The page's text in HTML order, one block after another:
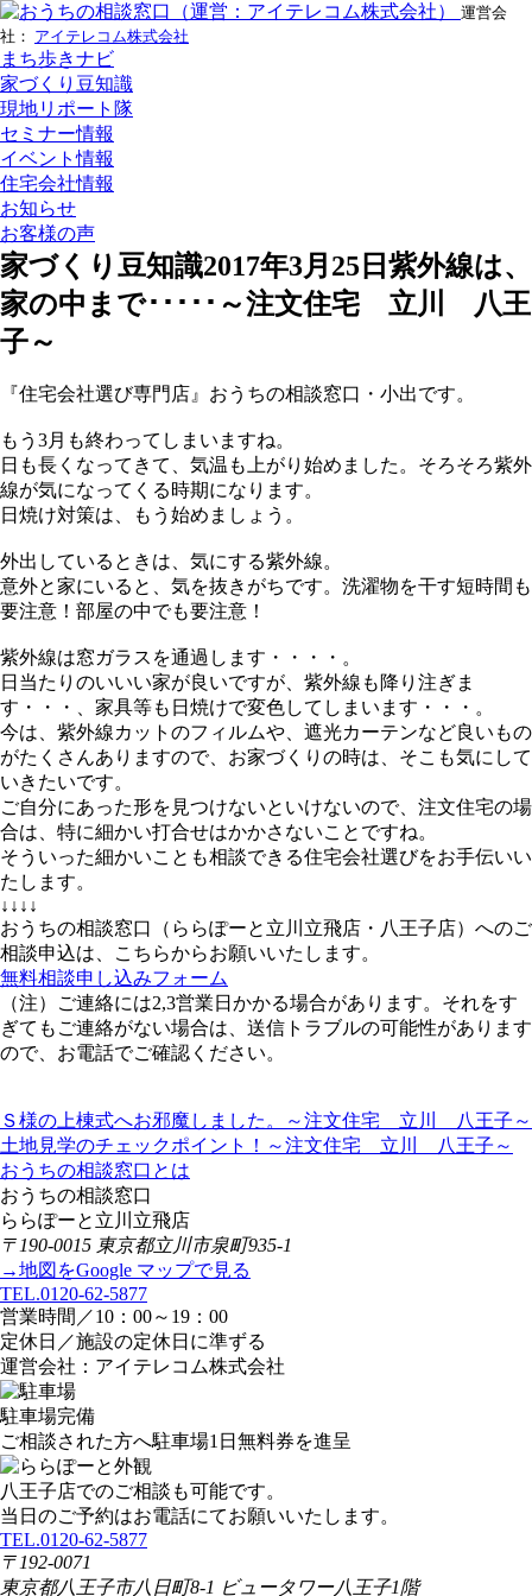
運営会
社： アイテレコム株式会社
まち歩きナビ
家づくり豆知識
現地リポート隊
セミナー情報
イベント情報
住宅会社情報
お知らせ
お客様の声
家づくり豆知識2017年3月25日 紫外線は、
家の中まで･････～注文住宅 立川 八王
子～
『住宅会社選び専門店』おうちの相談窓口・小出です。
もう3月も終わってしまいますね。
日も長くなってきて、気温も上がり始めました。そろそろ紫外
線が気になってくる時期になります。
日焼け対策は、もう始めましょう。
外出しているときは、気にする紫外線。
意外と家にいると、気を抜きがちです。洗濯物を干す短時間も
要注意！部屋の中でも要注意！
紫外線は窓ガラスを通過します・・・・。
日当たりのいいい家が良いですが、紫外線も降り注ぎま
す・・・、家具等も日焼けで変色してしまいます・・・。
今は、紫外線カットのフィルムや、遮光カーテンなど良いもの
がたくさんありますので、お家づくりの時は、そこも気にして
いきたいです。
ご自分にあった形を見つけないといけないので、注文住宅の場
合は、特に細かい打合せはかかさないことですね。
そういった細かいことも相談できる住宅会社選びをお手伝いい
たします。
↓↓↓↓
おうちの相談窓口（ららぽーと立川立飛店・八王子店）へのご
相談申込は、こちらからお願いいたします。
無料相談申し込みフォーム
（注）ご連絡には2,3営業日かかる場合があります。それをす
ぎてもご連絡がない場合は、送信トラブルの可能性があります
ので、お電話でご確認ください。
Ｓ様の上棟式へお邪魔しました。～注文住宅 立川 八王子～
土地見学のチェックポイント！～注文住宅 立川 八王子～
おうちの相談窓口とは
おうちの相談窓口
ららぽーと立川立飛店
〒190-0015 東京都立川市泉町935-1
→地図をGoogle マップで見る
TEL.0120-62-5877
営業時間／10：00～19：00
定休日／施設の定休日に準ずる
運営会社：アイテレコム株式会社
駐車場完備
ご相談された方へ駐車場1日無料券を進呈
八王子店でのご相談も可能です。
当日のご予約はお電話にてお願いいたします。
TEL.0120-62-5877
〒192-0071
東京都八王子市八日町8-1 ビュータワー八王子1階